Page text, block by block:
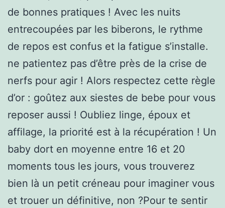
de bonnes pratiques ! Avec les nuits
entrecoupées par les biberons, le rythme
de repos est confus et la fatigue s’installe.
ne patientez pas d’être près de la crise de
nerfs pour agir ! Alors respectez cette règle
d’or : goûtez aux siestes de bebe pour vous
reposer aussi ! Oubliez linge, époux et
affilage, la priorité est à la récupération ! Un
baby dort en moyenne entre 16 et 20
moments tous les jours, vous trouverez
bien là un petit créneau pour imaginer vous
et trouer un définitive, non ?Pour te sentir